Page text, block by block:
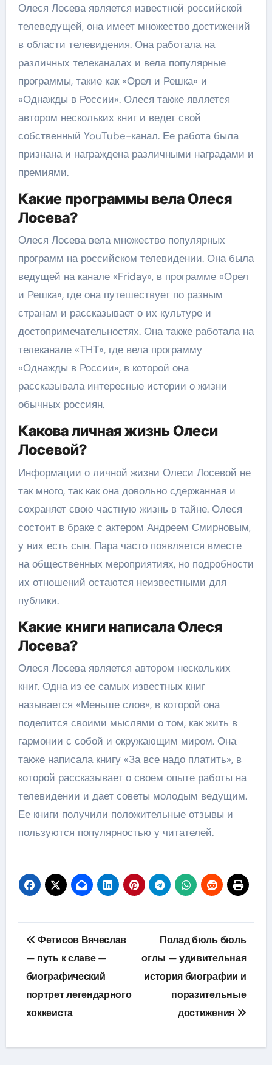
Олеся Лосева является известной российской
телеведущей, она имеет множество достижений
в области телевидения. Она работала на
различных телеканалах и вела популярные
программы, такие как «Орел и Решка» и
«Однажды в России». Олеся также является
автором нескольких книг и ведет свой
собственный YouTube-канал. Ее работа была
признана и награждена различными наградами и
премиями.
Какие программы вела Олеся
Лосева?
Олеся Лосева вела множество популярных
программ на российском телевидении. Она была
ведущей на канале «Friday», в программе «Орел
и Решка», где она путешествует по разным
странам и рассказывает о их культуре и
достопримечательностях. Она также работала на
телеканале «ТНТ», где вела программу
«Однажды в России», в которой она
рассказывала интересные истории о жизни
обычных россиян.
Какова личная жизнь Олеси
Лосевой?
Информации о личной жизни Олеси Лосевой не
так много, так как она довольно сдержанная и
сохраняет свою частную жизнь в тайне. Олеся
состоит в браке с актером Андреем Смирновым,
у них есть сын. Пара часто появляется вместе
на общественных мероприятиях, но подробности
их отношений остаются неизвестными для
публики.
Какие книги написала Олеся
Лосева?
Олеся Лосева является автором нескольких
книг. Одна из ее самых известных книг
называется «Меньше слов», в которой она
поделится своими мыслями о том, как жить в
гармонии с собой и окружающим миром. Она
также написала книгу «За все надо платить», в
которой рассказывает о своем опыте работы на
телевидении и дает советы молодым ведущим.
Ее книги получили положительные отзывы и
пользуются популярностью у читателей.
Навигация
по
записям
Фетисов Вячеслав
— путь к славе —
биографический
портрет легендарного
хоккеиста
Полад бюль бюль
оглы — удивительная
история биографии и
поразительные
достижения